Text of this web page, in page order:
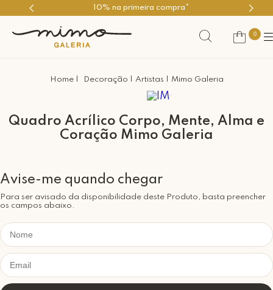
10% na primeira compra*
0
Decoração Artistas Mimo Galeria
Quadro Acrílico Corpo, Mente, Alma e
Coração Mimo Galeria
Para ser avisado da disponibilidade deste Produto, basta preencher
os campos abaixo.